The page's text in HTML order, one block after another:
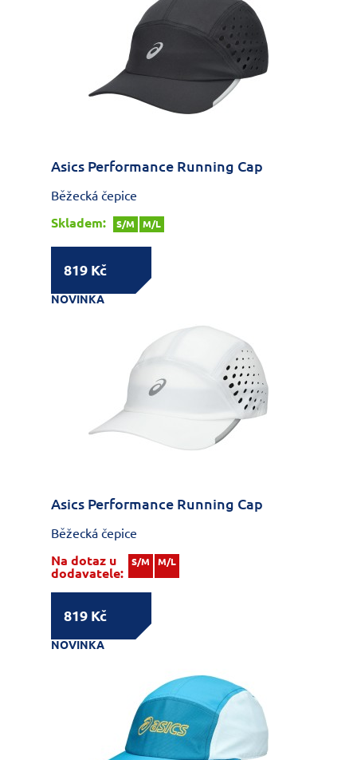
Asics Performance Running Cap
Běžecká čepice
Skladem:
S/M M/L
819 Kč
NOVINKA
Asics Performance Running Cap
Běžecká čepice
Na dotaz u
dodavatele:
S/M M/L
819 Kč
NOVINKA